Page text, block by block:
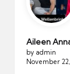
Aileen
by admin
November